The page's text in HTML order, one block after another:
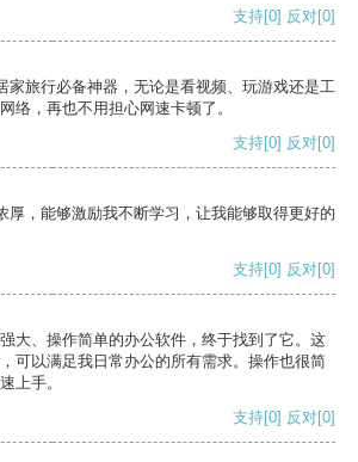
支持[0] 反对[0]
家旅行必备神器，无论是看视频、玩游戏还是工
络，再也不用担心网速卡顿了。
支持[0] 反对[0]
厚，能够激励我不断学习，让我能够取得更好的
支持[0] 反对[0]
大、操作简单的办公软件，终于找到了它。这
可以满足我日常办公的所有需求。操作也很简
上手。
支持[0] 反对[0]